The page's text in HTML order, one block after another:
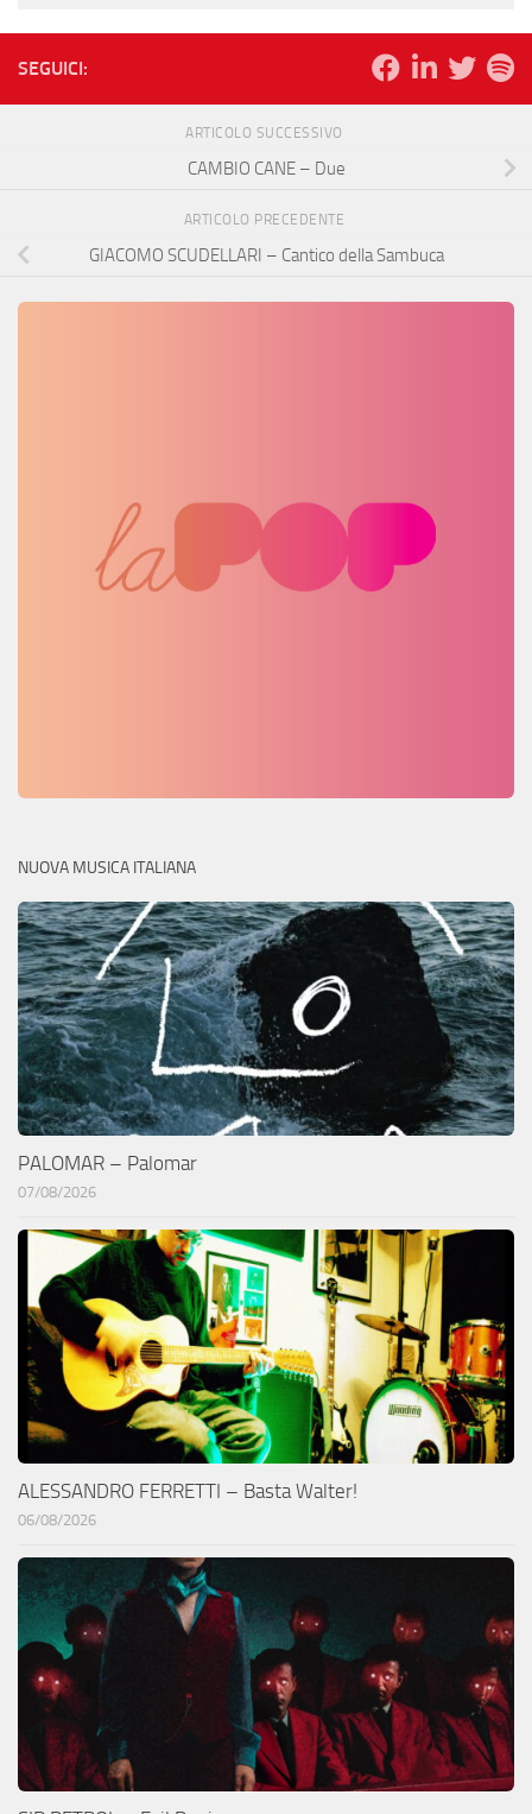
SEGUICI:
ARTICOLO SUCCESSIVO
CAMBIO CANE – Due
ARTICOLO PRECEDENTE
GIACOMO SCUDELLARI – Cantico della Sambuca
NUOVA MUSICA ITALIANA
PALOMAR – Palomar
07/08/2026
ALESSANDRO FERRETTI – Basta Walter!
06/08/2026